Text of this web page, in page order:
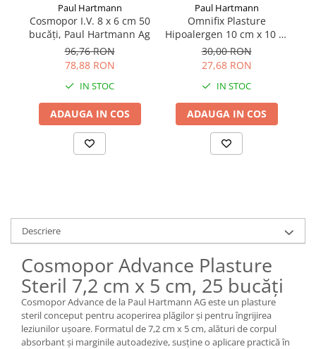
Paul Hartmann
Cosmopor I.V. 8 x 6 cm 50
bucăți, Paul Hartmann Ag
96,76 RON
78,88 RON
IN STOC
ADAUGA IN COS
Paul Hartmann
Omnifix Plasture
Hipoalergen 10 cm x 10 m
Paul Hartmann
30,00 RON
27,68 RON
IN STOC
ADAUGA IN COS
Descriere
Cosmopor Advance Plasture
Steril 7,2 cm x 5 cm, 25 bucăți
Cosmopor Advance de la Paul Hartmann AG este un plasture
steril conceput pentru acoperirea plăgilor și pentru îngrijirea
leziunilor ușoare. Formatul de 7,2 cm x 5 cm, alături de corpul
absorbant și marginile autoadezive, susține o aplicare practică în